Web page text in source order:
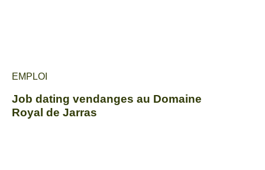
EMPLOI
Job dating vendanges au Domaine
Royal de Jarras